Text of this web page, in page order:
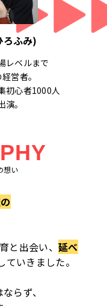
ろふみ)
レベルまで
営者。
初心者1000人
。
想い
と出会い、延べ
ていきました。
らず、